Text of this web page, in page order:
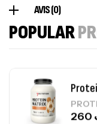
AVIS (0)
POPULAR